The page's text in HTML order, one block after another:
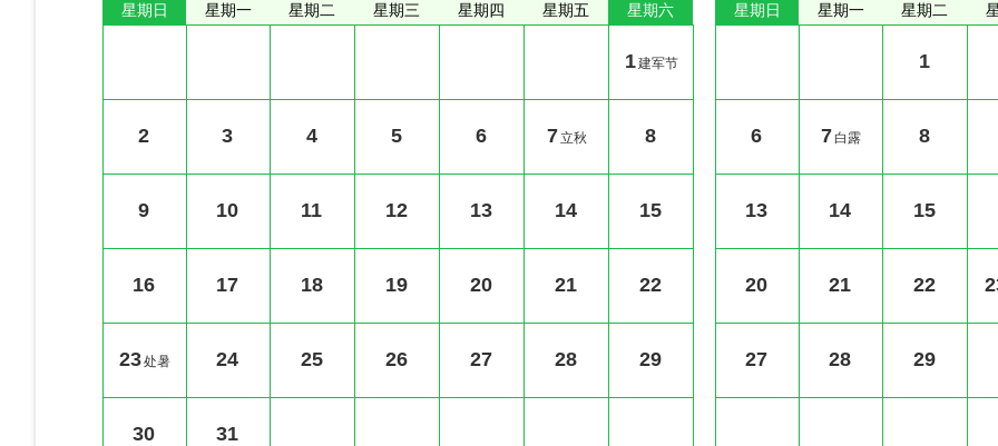
星期日 星期一 星期二 星期三 星期四 星期五 星期六
1建军节
2 3 4 5 6 7立秋 8
9 10 11 12 13 14 15
16 17 18 19 20 21 22
23处暑 24 25 26 27 28 29
30 31
星期日 星期一 星期二
1
6 7 白露 8
13 14 15
20 21 22
27 28 29